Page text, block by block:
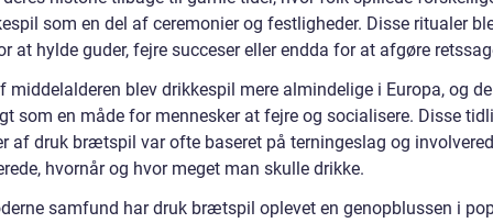
som en del af ceremonier og festligheder. Disse ritualer
at hylde guder, fejre succeser eller endda for at afgøre
middelalderen blev drikkespil mere almindelige i Europa, og
som en måde for mennesker at fejre og socialisere. Disse
af druk brætspil var ofte baseret på terningeslag og
hvornår og hvor meget man skulle drikke.
samfund har druk brætspil oplevet en genopblussen i